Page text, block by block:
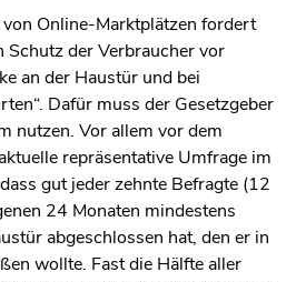
Online-Marktplätzen fordert
Schutz der Verbraucher vor
an der Haustür und bei
Dafür muss der Gesetzgeber
nutzen. Vor allem vor dem
repräsentative Umfrage im
gut jeder zehnte Befragte (12
24 Monaten mindestens
abgeschlossen hat, den er in
wollte. Fast die Hälfte aller